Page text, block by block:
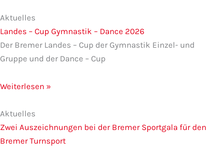
Aktuelles
Landes – Cup Gymnastik – Dance 2026
Der Bremer Landes – Cup der Gymnastik Einzel- und
Gruppe und der Dance – Cup
Weiterlesen »
Aktuelles
Zwei Auszeichnungen bei der Bremer Sportgala für den
Bremer Turnsport